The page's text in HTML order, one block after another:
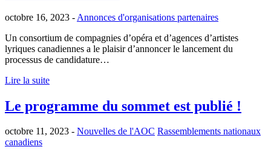
octobre 16, 2023 - Annonces d'organisations partenaires
Un consortium de compagnies d’opéra et d’agences d’artistes
lyriques canadiennes a le plaisir d’annoncer le lancement du
processus de candidature…
Lire la suite
Le programme du sommet est publié !
octobre 11, 2023 - Nouvelles de l'AOC Rassemblements nationaux
canadiens